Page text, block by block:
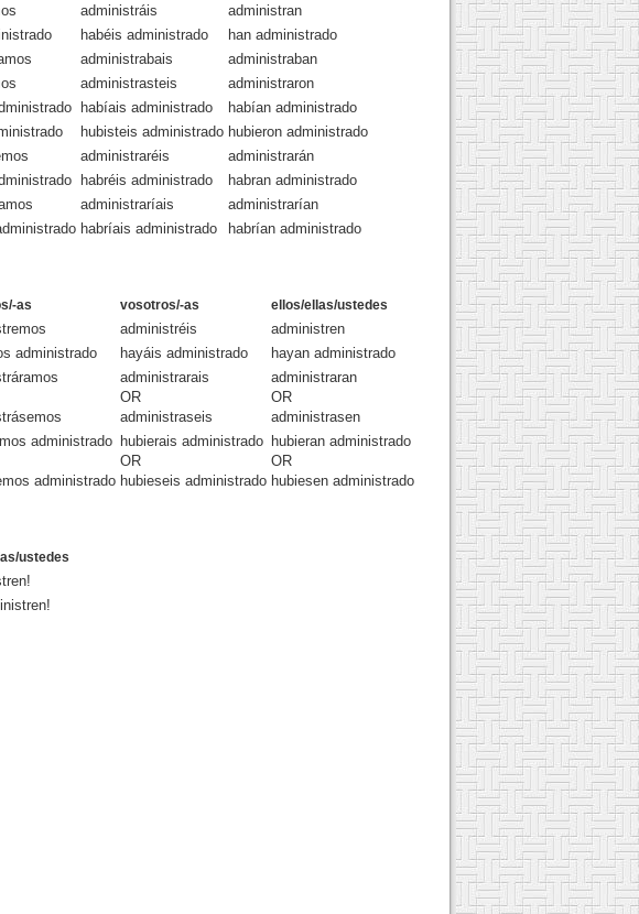
administráis
administran
habéis administrado
han administrado
administrabais
administraban
administrasteis
administraron
habíais administrado
habían administrado
hubisteis administrado hubieron administrado
administraréis
administrarán
habréis administrado
habran administrado
administraríais
administrarían
habríais administrado habrían administrado
as vosotros/-as ellos/ellas/ustedes
administréis
administren
administrado hayáis administrado hayan administrado
administrarais
OR
administraseis
administraran
OR
administrasen
administrado
administrado
hubierais administrado
OR
hubieseis administrado
hubieran administrado
OR
hubiesen administrado
ustedes